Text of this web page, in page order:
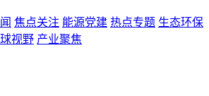
焦点关注 能源党建 热点专题 生态环保
视野 产业聚焦